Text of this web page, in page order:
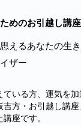
めのお引越し講
えるあなたの生
ザー
ている方、運気を
吉方・お引越し講
座です。